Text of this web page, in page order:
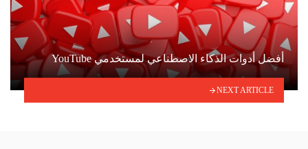
أفضل أدوات الذكاء الاصطناعي لمستخدمي YouTube
NEXT ARTICLE